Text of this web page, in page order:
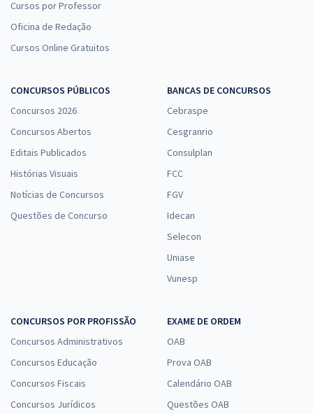
Cursos por Professor
Oficina de Redação
Cursos Online Gratuitos
CONCURSOS PÚBLICOS
Concursos 2026
Concursos Abertos
Editais Publicados
Histórias Visuais
Notícias de Concursos
Questões de Concurso
BANCAS DE CONCURSOS
Cebraspe
Cesgranrio
Consulplan
FCC
FGV
Idecan
Selecon
Uniase
Vunesp
CONCURSOS POR PROFISSÃO
Concursos Administrativos
Concursos Educação
Concursos Fiscais
Concursos Jurídicos
EXAME DE ORDEM
OAB
Prova OAB
Calendário OAB
Questões OAB